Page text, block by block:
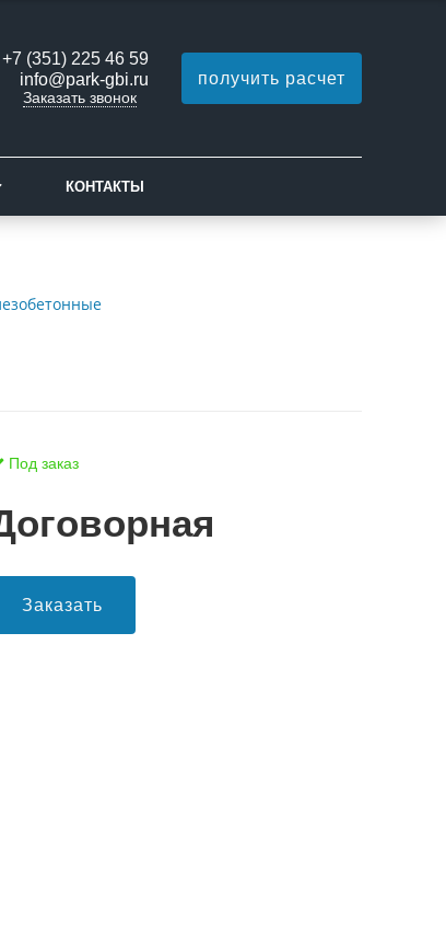
+7 (351) 225 46 59
info@park-gbi.ru
Заказать звонок
получить расчет
КОНТАКТЫ
Под заказ
Заказать